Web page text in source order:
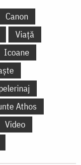
Canon
Viață
Icoane
Athos
Video